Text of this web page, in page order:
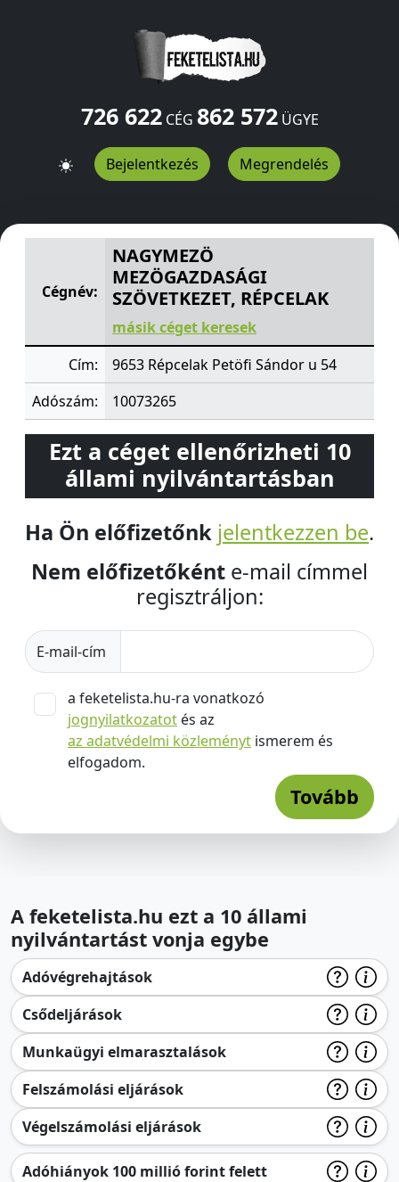
726 622CÉG 862 572ÜGYE
Bejelentkezés Megrendelés
NAGYMEZÖ MEZÖGAZDASÁGI SZÖVETKEZET, RÉPCELAK
Cégnév:
NAGYMEZÖ
MEZÖGAZDASÁGI
SZÖVETKEZET, RÉPCELAK
másik céget keresek
Cím:
9653 Répcelak Petöfi Sándor u 54
Adószám:
10073265
Ezt a céget ellenőrizheti 10
állami nyilvántartásban
Ha Ön előfizetőnk jelentkezzen be.
Nem előfizetőként e-mail címmel
regisztráljon:
E-mail-cím
a feketelista.hu-ra vonatkozó
jognyilatkozatot és az
az adatvédelmi közleményt ismerem és
elfogadom.
Tovább
A feketelista.hu ezt a 10 állami
nyilvántartást vonja egybe
Adóvégrehajtások
Csődeljárások
Munkaügyi elmarasztalások
Felszámolási eljárások
Végelszámolási eljárások
Adóhiányok 100 millió forint felett